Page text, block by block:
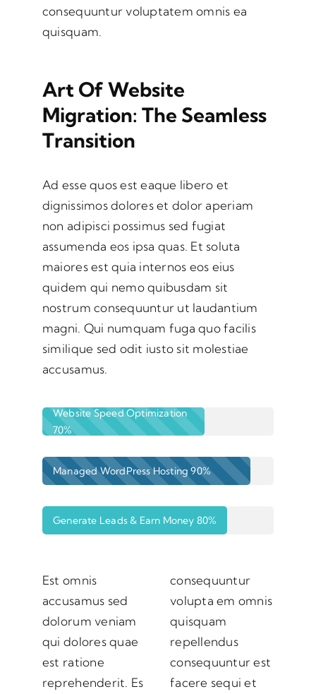
consequuntur voluptatem omnis ea
quisquam.
Art Of Website
Migration: The Seamless
Transition
Ad esse quos est eaque libero et
dignissimos dolores et dolor aperiam
non adipisci possimus sed fugiat
assumenda eos ipsa quas. Et soluta
maiores est quia internos eos eius
quidem qui nemo quibusdam sit
nostrum consequuntur ut laudantium
magni. Qui numquam fuga quo facilis
similique sed odit iusto sit molestiae
accusamus.
Website Speed Optimization
70%
Managed WordPress Hosting 90%
Generate Leads & Earn Money 80%
Est omnis
accusamus sed
dolorum veniam
qui dolores quae
est ratione
reprehenderit. Es
consequuntur
volupta em omnis
quisquam
repellendus
consequuntur est
facere sequi et